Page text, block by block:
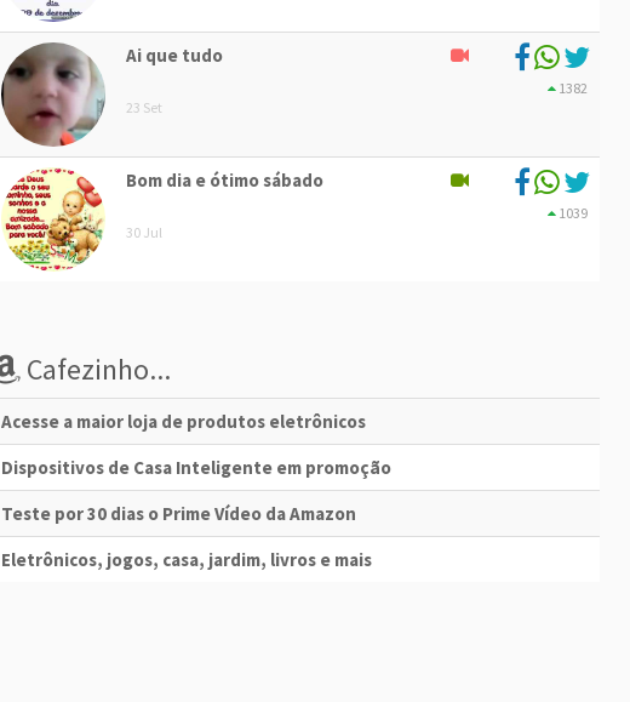
Ai que tudo
23 Set
1382
Bom dia e ótimo sábado
30 Jul
1039
Cafezinho...
Acesse a maior loja de produtos eletrônicos
Dispositivos de Casa Inteligente em promoção
Teste por 30 dias o Prime Vídeo da Amazon
Eletrônicos, jogos, casa, jardim, livros e mais